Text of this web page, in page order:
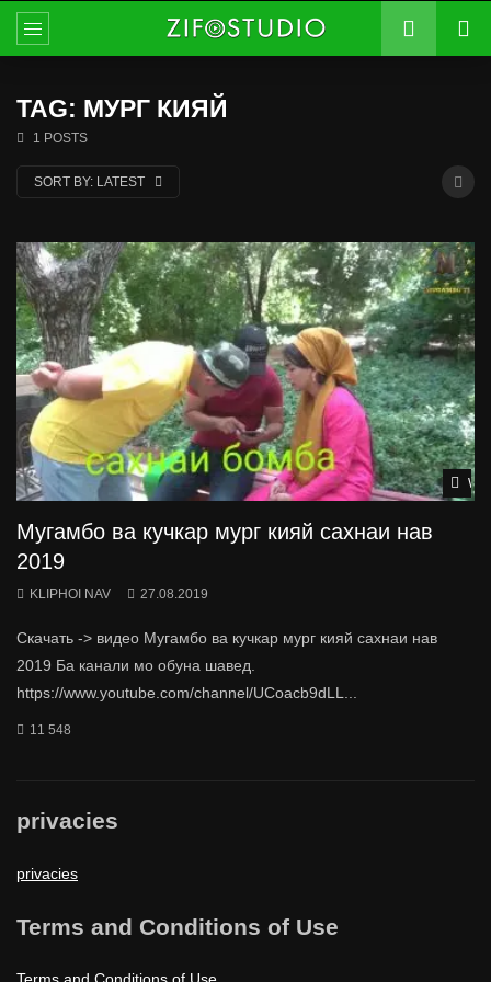
TAG: МУРГ КИЯЙ
1 POSTS
SORT BY: LATEST
Мугамбо ва кучкар мург кияй сахнаи нав
2019
KLIPHOI NAV 27.08.2019
Скачать -> видео Мугамбо ва кучкар мург кияй сахнаи нав
2019 Ба канали мо обуна шавед.
https://www.youtube.com/channel/UCoacb9dLL...
11 548
privacies
privacies
Terms and Conditions of Use